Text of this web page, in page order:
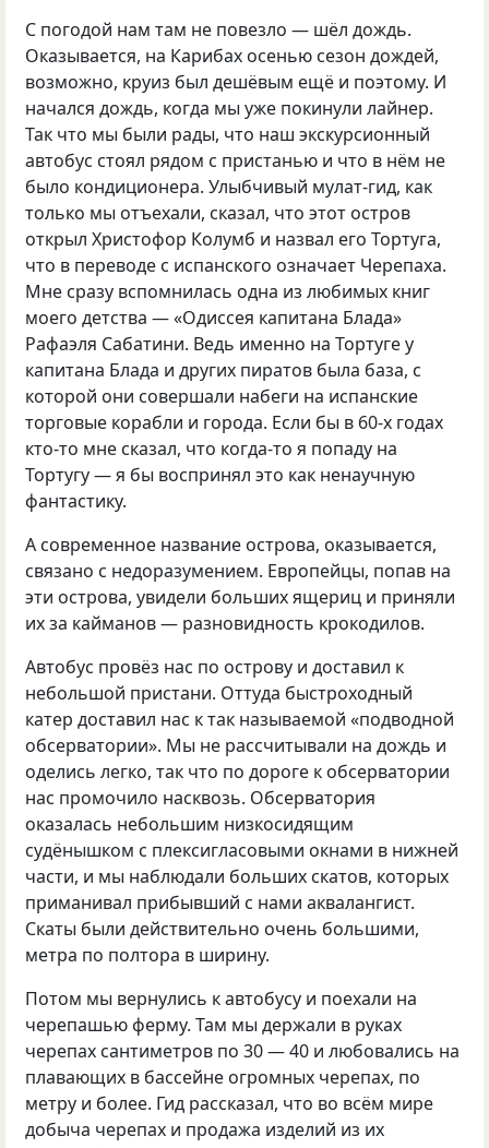
С погодой нам там не повезло — шёл дождь.
Оказывается, на Карибах осенью сезон дождей,
возможно, круиз был дешёвым ещё и поэтому. И
начался дождь, когда мы уже покинули лайнер.
Так что мы были рады, что наш экскурсионный
автобус стоял рядом с пристанью и что в нём не
было кондиционера. Улыбчивый мулат-гид, как
только мы отъехали, сказал, что этот остров
открыл Христофор Колумб и назвал его Тортуга,
что в переводе с испанского означает Черепаха.
Мне сразу вспомнилась одна из любимых книг
моего детства — «Одиссея капитана Блада»
Рафаэля Сабатини. Ведь именно на Тортуге у
капитана Блада и других пиратов была база, с
которой они совершали набеги на испанские
торговые корабли и города. Если бы в 60-х годах
кто-то мне сказал, что когда-то я попаду на
Тортугу — я бы воспринял это как ненаучную
фантастику.
А современное название острова, оказывается,
связано с недоразумением. Европейцы, попав на
эти острова, увидели больших ящериц и приняли
их за кайманов — разновидность крокодилов.
Автобус провёз нас по острову и доставил к
небольшой пристани. Оттуда быстроходный
катер доставил нас к так называемой «подводной
обсерватории». Мы не рассчитывали на дождь и
оделись легко, так что по дороге к обсерватории
нас промочило насквозь. Обсерватория
оказалась небольшим низкосидящим
судёнышком с плексигласовыми окнами в нижней
части, и мы наблюдали больших скатов, которых
приманивал прибывший с нами аквалангист.
Скаты были действительно очень большими,
метра по полтора в ширину.
Потом мы вернулись к автобусу и поехали на
черепашью ферму. Там мы держали в руках
черепах сантиметров по 30 — 40 и любовались на
плавающих в бассейне огромных черепах, по
метру и более. Гид рассказал, что во всём мире
добыча черепах и продажа изделий из их